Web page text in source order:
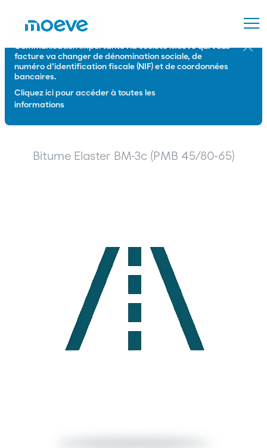
Communication importante : la société Moeve qui vous
facture va changer de dénomination sociale, de
numéro d’identification fiscale (NIF) et de coordonnées
bancaires.
Cliquez ici pour accéder à toutes les
informations
Fermer
Bitume Elaster BM-3c (PMB 45/80-65)